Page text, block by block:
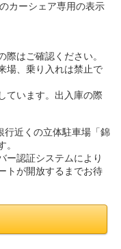
カーシェア専用の表示
際はご確認ください。
場、乗り入れは禁止で
ています。出入庫の際
行近くの立体駐車場「錦
ー認証システムにより
トが開放するまでお待